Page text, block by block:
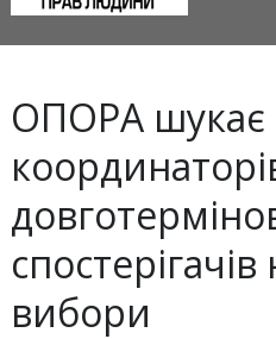
ОПОРА шукає
спостерігачів
вибори